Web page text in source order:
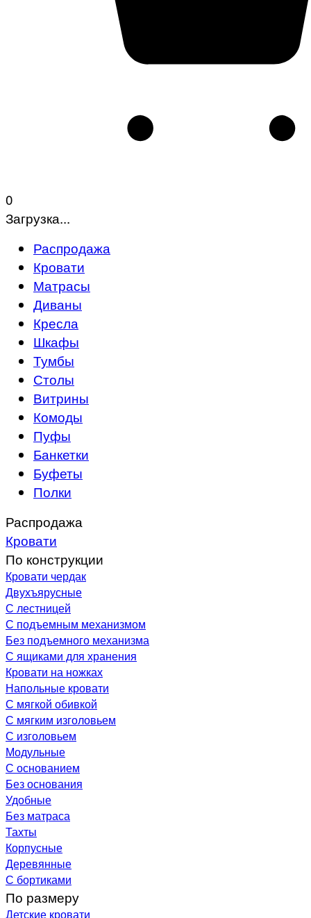
0
Загрузка...
Распродажа
Кровати
Матрасы
Диваны
Кресла
Шкафы
Тумбы
Столы
Витрины
Комоды
Пуфы
Банкетки
Буфеты
Полки
Распродажа
Кровати
По конструкции
Кровати чердак
Двухъярусные
С лестницей
С подъемным механизмом
Без подъемного механизма
С ящиками для хранения
Кровати на ножках
Напольные кровати
С мягкой обивкой
С мягким изголовьем
С изголовьем
Модульные
С основанием
Без основания
Удобные
Без матраса
Тахты
Корпусные
Деревянные
С бортиками
По размеру
Детские кровати